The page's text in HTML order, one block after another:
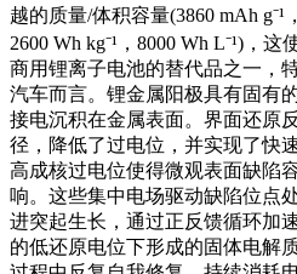
越的质量/体积容量(3860 mAh g⁻¹
2600 Wh kg⁻¹，8000 Wh L⁻¹)，
商用锂离子电池的替代品之一，
汽车而言。锂金属阳极具有固有
接电沉积在金属表面。界面还原
径，降低了过电位，并实现了快
高成核过电位使得微观表面缺陷
响。这些集中电场驱动缺陷位点
进突起生长，通过正反馈循环加
的低还原电位下形成的固体电解